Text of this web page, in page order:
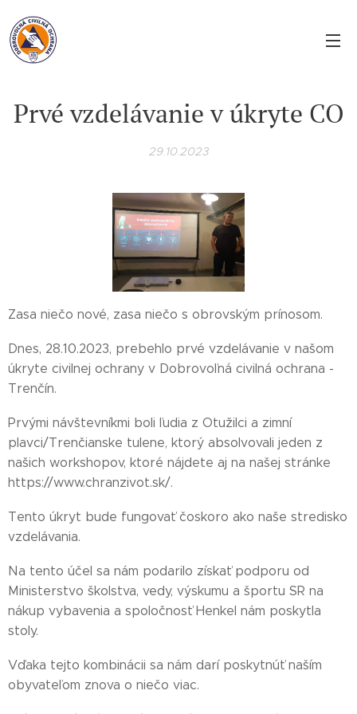
Prvé vzdelávanie v úkryte CO
29.10.2023
Zasa niečo nové, zasa niečo s obrovským prínosom.
Dnes, 28.10.2023, prebehlo prvé vzdelávanie v našom
úkryte civilnej ochrany v Dobrovoľná civilná ochrana -
Trenčín.
Prvými návštevníkmi boli ľudia z Otužilci a zimní
plavci/Trenčianske tulene, ktorý absolvovali jeden z
našich workshopov, ktoré nájdete aj na našej stránke
https://www.chranzivot.sk/.
Tento úkryt bude fungovať čoskoro ako naše stredisko
vzdelávania.
Na tento účel sa nám podarilo získať podporu od
Ministerstvo školstva, vedy, výskumu a športu SR na
nákup vybavenia a spoločnosť Henkel nám poskytla
stoly.
Vďaka tejto kombinácii sa nám darí poskytnúť naším
obyvateľom znova o niečo viac.